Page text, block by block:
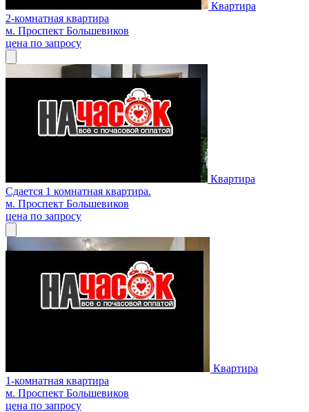
Квартира
2-комнатная квартира
м. Проспект Большевиков
цена по запросу
Квартира
Сдается 1 комнатная квартира.
м. Проспект Большевиков
цена по запросу
Квартира
1-комнатная квартира
м. Проспект Большевиков
цена по запросу